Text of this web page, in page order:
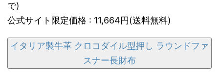
で)
公式サイト限定価格 : 11,664円(送料無料)
イタリア製牛革 クロコダイル型押し ラウンドファ
スナー長財布